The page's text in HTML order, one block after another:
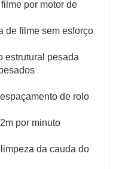
por motor de
de filme sem esforço
estrutural pesada
de rolo
por minuto
da cauda do